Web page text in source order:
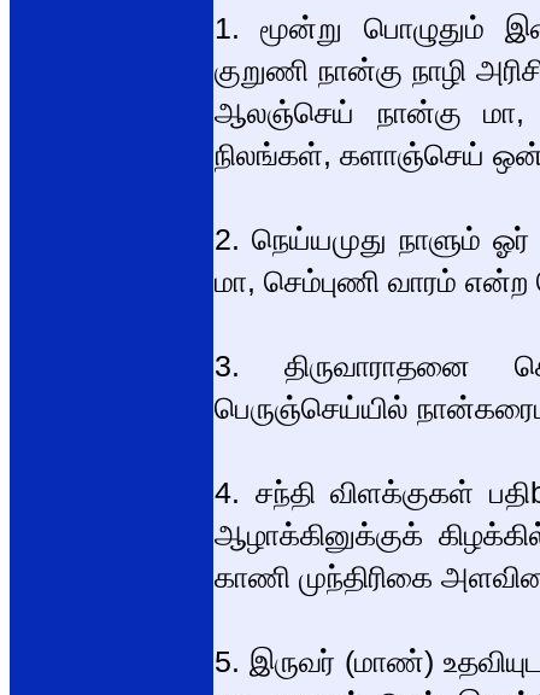
1. மூன்று பொழுதும்
குறுணி நான்கு நாழி
ஆலஞ்செய் நான்கு மா,
நிலங்கள், களாஞ்செய்
2. நெய்யமுது நாளும்
மா, செம்புணி வாரம்
3. திருவாராதனை
பெருஞ்செய்யில்
4. சந்தி விளக்குகள்
ஆழாக்கினுக்குக்
காணி முந்திரிகை
5. இருவர் (மாண்)